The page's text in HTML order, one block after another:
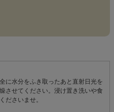
に水分をふき取ったあと直射日光を
させてください。浸け置き洗いや食
ださいませ。